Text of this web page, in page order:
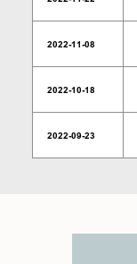
2022-11-08
2022-10-18
2022-09-23